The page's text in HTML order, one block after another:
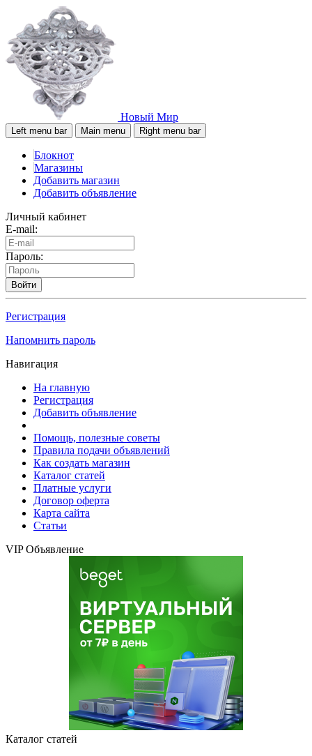
Новый Мир
Left menu bar Main menu Right menu bar
Блокнот
Магазины
Добавить магазин
Добавить объявление
Личный кабинет
E-mail:
Пароль:
Войти
Регистрация
Напомнить пароль
Навигация
На главную
Регистрация
Добавить объявление
Помощь, полезные советы
Правила подачи объявлений
Как создать магазин
Каталог статей
Платные услуги
Договор оферта
Карта сайта
Статьи
VIP Объявление
Каталог статей